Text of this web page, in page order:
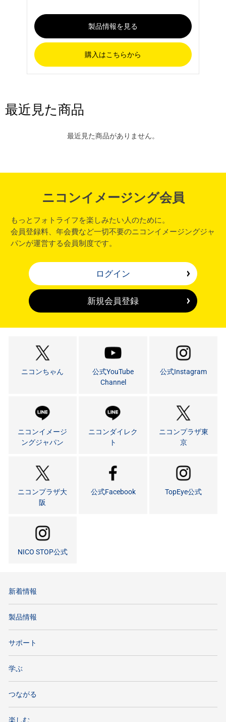
製品情報を見る
購入はこちらから
最近見た商品
最近見た商品がありません。
ニコンイメージング会員
もっとフォトライフを楽しみたい人のために。
会員登録料、年会費など一切不要のニコンイメージングジャ
パンが運営する会員制度です。
ログイン
新規会員登録
ニコンちゃん
公式YouTube
Channel
公式Instagram
ニコンイメージ
ングジャパン
ニコンダイレク
ト
ニコンプラザ東
京
ニコンプラザ大
阪
公式Facebook TopEye公式
NICO STOP公式
新着情報
製品情報
サポート
学ぶ
つながる
楽しむ